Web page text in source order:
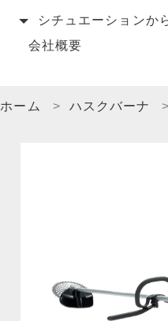
シチュエーションか
会社概要
ホーム ハスクバーナ